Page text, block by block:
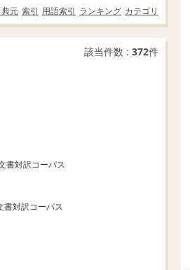
元 索引 用語索引 ランキング カテゴリ
該当件数 : 372件
書対訳コーパス
書対訳コーパス